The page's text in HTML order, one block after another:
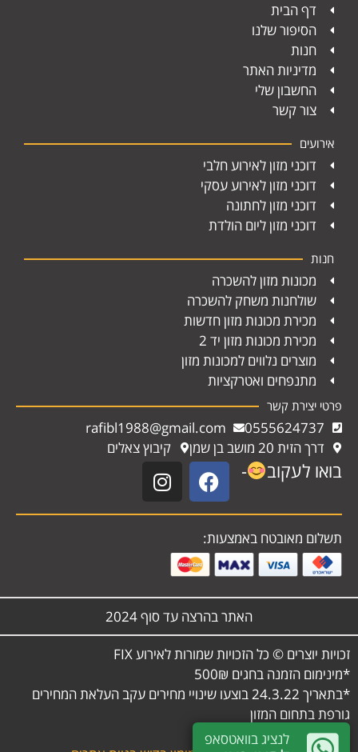
דף הבית
הסיפור שלנו
חנות
מדיניות האתר
החשבון שלי
צור קשר
אירועים
דוכני מזון לאירוע חלבי
דוכני מזון לאירוע עסקי
דוכני מזון לחתונה
דוכני מזון ליום הולדת
חנות
מכונות מזון להשכרה
שולחנות משחק להשכרה
מכירת מכונות מזון חדשות
מכירת מכונות מזון יד 2
מוצרים נלווים למכונות מזון
מתנפחים ואטרקציות
פרטי יצירת קשר
0555624737
rafibl1988@gmail.com
דרך הזית 20 מושב בן שמן
קיבוץ צאלים
בואו לעקוב -
תשלום מאובטח באמצעות:
האתר בהרצה עד סוף 2024
זכויות יוצרים © כל הזכויות שמורות לאירוע FIX
*מינימום הזמנה בחגים 500₪
*בתאריך 24.3.22 בוצעו שינויי מחירים עקב העלאת המחירים
גורפת בתחום המזון
לנציג בוואטסאפ